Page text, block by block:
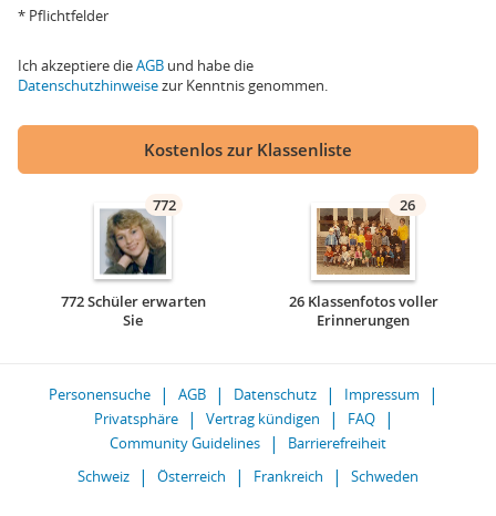
* Pflichtfelder
Ich akzeptiere dieAGB und habe die
Datenschutzhinweisezur Kenntnis genommen.
Kostenlos zur Klassenliste
772
772 Schüler erwarten
Sie
26
26 Klassenfotos voller
Erinnerungen
Personensuche AGB Datenschutz
Impressum
Privatsphäre
Vertrag kündigen
FAQ
Community Guidelines
Barrierefreiheit
Schweiz
Österreich Frankreich Schweden